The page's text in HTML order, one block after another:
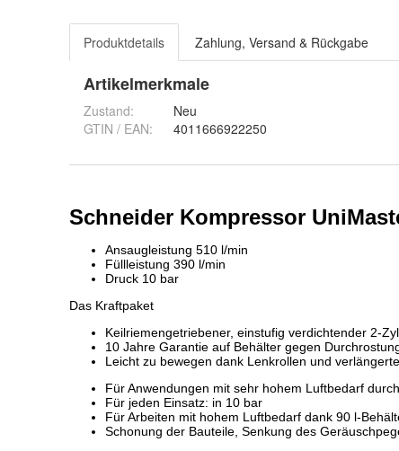
Produktdetails Zahlung, Versand & Rückgabe
Artikelmerkmale
Zustand:
Neu
GTIN / EAN:
4011666922250